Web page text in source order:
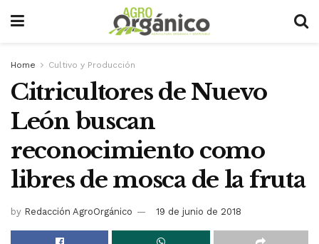
Home Cultivo y Producción
Citricultores de Nuevo
León buscan
reconocimiento como
libres de mosca de la fruta
by Redacción AgroOrgánico 19 de junio de 2018